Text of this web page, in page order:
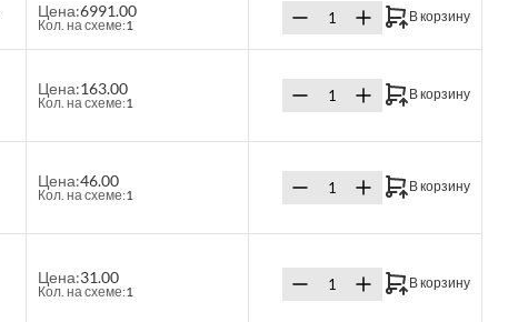
Цена:6991.00
Кол. на схеме:1
В корзину
Цена:163.00
Кол. на схеме:1
В корзину
Цена:46.00
Кол. на схеме:1
В корзину
Цена:31.00
Кол. на схеме:1
В корзину